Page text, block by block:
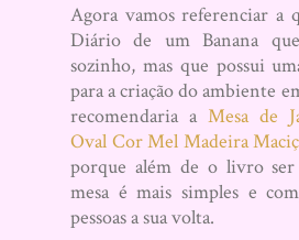
Agora vamos referenciar a
Diário de um Banana
sozinho, mas que possui
para a criação do ambiente
recomendaria a Mesa de
Oval Cor Mel Madeira
porque além de o livro ser
mesa é mais simples e
pessoas a sua volta.